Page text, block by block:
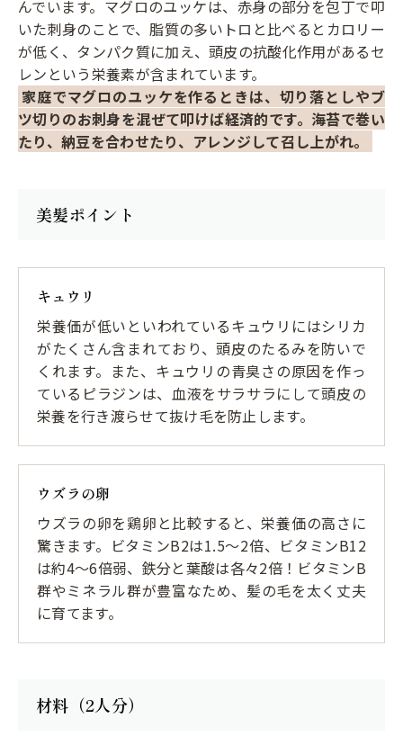
んでいます。マグロのユッケは、赤身の部分を包丁で叩
いた刺身のことで、脂質の多いトロと比べるとカロリー
が低く、タンパク質に加え、頭皮の抗酸化作用があるセ
レンという栄養素が含まれています。
家庭でマグロのユッケを作るときは、切り落としやブ
ツ切りのお刺身を混ぜて叩けば経済的です。海苔で巻い
たり、納豆を合わせたり、アレンジして召し上がれ。
美髪ポイント
キュウリ
栄養価が低いといわれているキュウリにはシリカ
がたくさん含まれており、頭皮のたるみを防いで
くれます。また、キュウリの青臭さの原因を作っ
ているピラジンは、血液をサラサラにして頭皮の
栄養を行き渡らせて抜け毛を防止します。
ウズラの卵
ウズラの卵を鶏卵と比較すると、栄養価の高さに
驚きます。ビタミンB2は1.5～2倍、ビタミンB12
は約4～6倍弱、鉄分と葉酸は各々2倍！ビタミンB
群やミネラル群が豊富なため、髪の毛を太く丈夫
に育てます。
材料（2人分）